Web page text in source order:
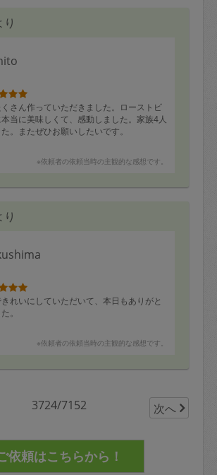
さん作っていただきました。ローストビ
当に美味しくて、感動しました。家族4人
。またぜひお願いしたいです。
※依頼者の依頼当時の主観的な感想です。
れいにしていただいて、本日もありがと
。
※依頼者の依頼当時の主観的な感想です。
3724/7152 次へ